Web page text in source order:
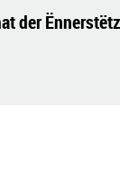
der